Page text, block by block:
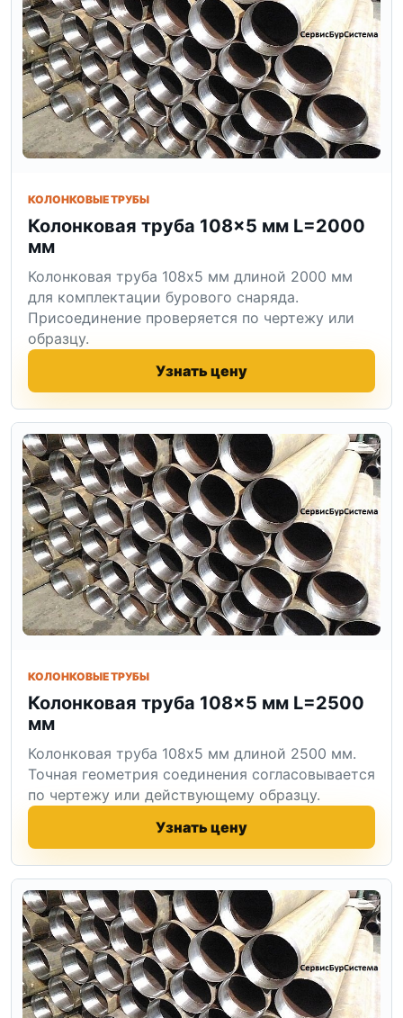
КОЛОНКОВЫЕ ТРУБЫ
Колонковая труба 108×5 мм L=2000
мм
Колонковая труба 108x5 мм длиной 2000 мм
для комплектации бурового снаряда.
Присоединение проверяется по чертежу или
образцу.
Узнать цену
КОЛОНКОВЫЕ ТРУБЫ
Колонковая труба 108×5 мм L=2500
мм
Колонковая труба 108x5 мм длиной 2500 мм.
Точная геометрия соединения согласовывается
по чертежу или действующему образцу.
Узнать цену